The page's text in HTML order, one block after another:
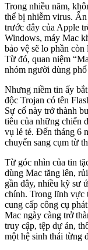
Trong nhiều năm,
thể bị nhiễm virus.
trước đây của Apple
Windows, máy Mac
bảo vệ sẽ lo phần
Từ đó, quan niệm
nhóm người dùng
Nhưng niềm tin ấy
độc Trojan có tên
Sự cố này trở thành
tiêu của những chiến
vụ lẻ tẻ. Đến tháng 6
chuyển sang cụm từ
Từ góc nhìn của tin
dùng Mac tăng lên,
gần đây, nhiều kỹ sư
chính. Trong lĩnh vực
cung cấp công cụ
Mac ngày càng trở
truy cập, tệp dự án,
một hệ sinh thái từng